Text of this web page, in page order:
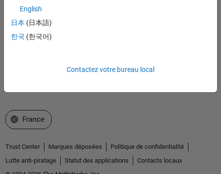
English
日本 (日本語)
한국 (한국어)
Contactez votre bureau local
Découvrir les produits
Essayer ou acheter
Sélectionner un site web
France
Trust Center Marques déposées
Politique de confidentialité
Lutte anti-piratage
Statut des applications
Contacts locaux